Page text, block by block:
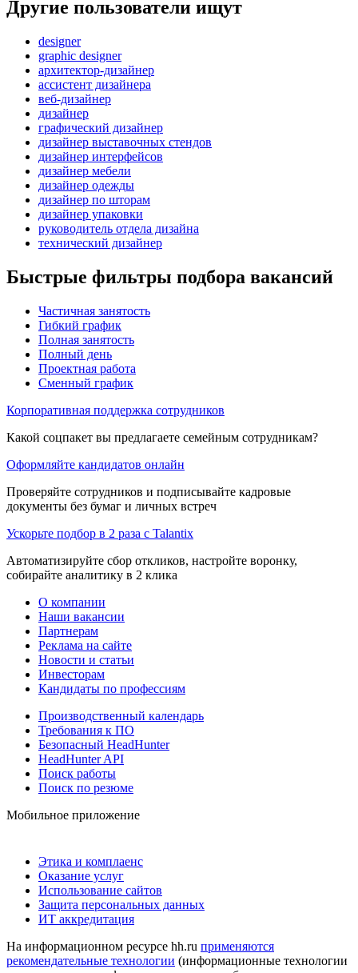
Другие пользователи ищут
designer
graphic designer
архитектор-дизайнер
ассистент дизайнера
веб-дизайнер
дизайнер
графический дизайнер
дизайнер выставочных стендов
дизайнер интерфейсов
дизайнер мебели
дизайнер одежды
дизайнер по шторам
дизайнер упаковки
руководитель отдела дизайна
технический дизайнер
Быстрые фильтры подбора вакансий
Частичная занятость
Гибкий график
Полная занятость
Полный день
Проектная работа
Сменный график
Корпоративная поддержка сотрудников
Какой соцпакет вы предлагаете семейным сотрудникам?
Оформляйте кандидатов онлайн
Проверяйте сотрудников и подписывайте кадровые
документы без бумаг и личных встреч
Ускорьте подбор в 2 раза с Talantix
Автоматизируйте сбор откликов, настройте воронку,
собирайте аналитику в 2 клика
О компании
Наши вакансии
Партнерам
Реклама на сайте
Новости и статьи
Инвесторам
Кандидаты по профессиям
Производственный календарь
Требования к ПО
Безопасный HeadHunter
HeadHunter API
Поиск работы
Поиск по резюме
Мобильное приложение
Этика и комплаенс
Оказание услуг
Использование сайтов
Защита персональных данных
ИТ аккредитация
На информационном ресурсе hh.ru применяются
рекомендательные технологии (информационные технологии